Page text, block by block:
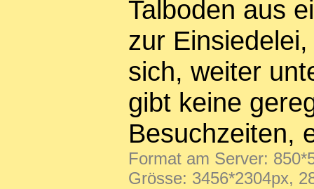
Talboden aus
zur
sich, weiter
gibt keine
Besuchzeiten,
Format am Server:
Grösse: 3456*2304px,